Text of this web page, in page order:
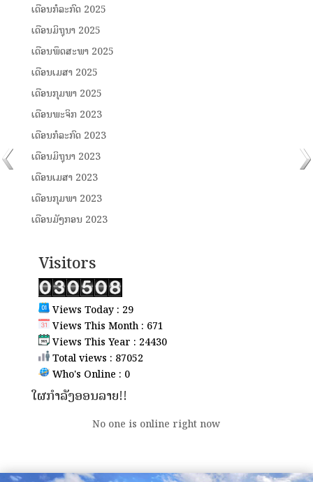
ເດືອນກໍລະກົດ 2025
ເດືອນມິຖຸນາ 2025
ເດືອນພຶດສະພາ 2025
ເດືອນເມສາ 2025
ເດືອນກຸມພາ 2025
ເດືອນພະຈິກ 2023
ເດືອນກໍລະກົດ 2023
ເດືອນມິຖຸນາ 2023
ເດືອນເມສາ 2023
ເດືອນກຸມພາ 2023
ເດືອນມັງກອນ 2023
Visitors
Views Today : 29
Views This Month : 671
Views This Year : 24430
Total views : 87052
Who's Online : 0
ໃຜກຳລັງອອນລາຍ!!
No one is online right now